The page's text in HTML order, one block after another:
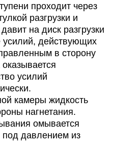
проходит через
разгрузки и
на диск разгрузки
действующих
в сторону
усилий
камеры жидкость
нагнетания.
омывается
давлением из